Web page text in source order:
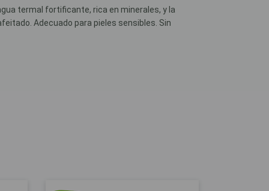
termal fortificante, rica en minerales, y la
Adecuado para pieles sensibles. Sin